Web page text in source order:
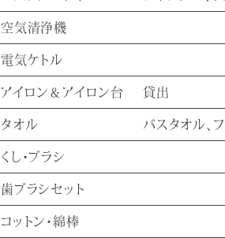
空気清浄機
電気ケトル
アイロン＆アイロン台 貸出
タオル バスタオル、
くし・ブラシ
歯ブラシセット
コットン・綿棒